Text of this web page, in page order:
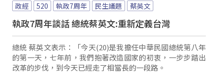
政經 520 執政7周年 民生議題 蔡英文
執政7周年談話 總統蔡英文:重新定義台灣
總統 蔡英文表示：「今天(20)是我擔任中華民國總統第八年
的第一天，七年前，我們抱著改造國家的初衷，一步步踏出
改革的步伐，到今天已經走了相當長的一段路。